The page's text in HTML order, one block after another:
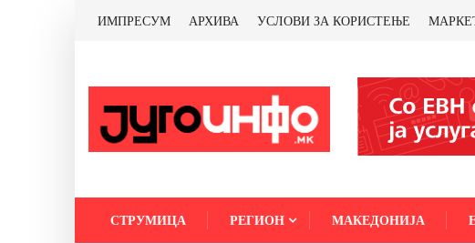
ИМПРЕСУМ АРХИВА УСЛОВИ ЗА КОРИСТЕЊЕ
СТРУМИЦА РЕГИОН МАКЕДОНИЈА